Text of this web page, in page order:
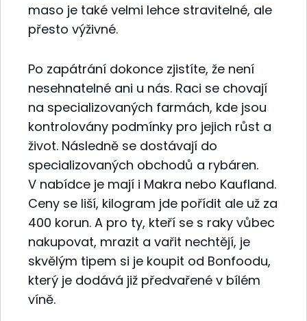
maso je také velmi lehce stravitelné, ale
přesto výživné.
Po zapátrání dokonce zjistíte, že není
nesehnatelné ani u nás. Raci se chovají
na specializovaných farmách, kde jsou
kontrolovány podmínky pro jejich růst a
život. Následně se dostávají do
specializovaných obchodů a rybáren.
V nabídce je mají i Makra nebo Kaufland.
Ceny se liší, kilogram jde pořídit ale už za
400 korun. A pro ty, kteří se s raky vůbec
nakupovat, mrazit a vařit nechtějí, je
skvělým tipem si je koupit od Bonfoodu,
který je dodává již předvařené v bílém
víně.